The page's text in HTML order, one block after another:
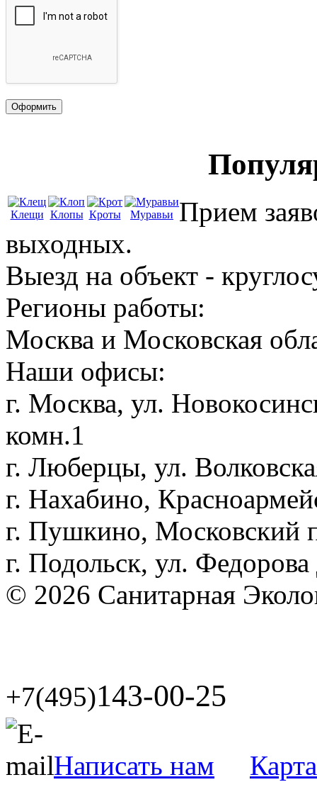
Клещи Клопы Кроты Муравьи Прием
выходных.
Выезд на объект -
Регионы работы:
Москва и Московская
Наши офисы:
г. Москва, ул.
комн.1
г. Люберцы, ул.
г. Нахабино,
г. Пушкино, Московский
г. Подольск, ул.
© 2026 Санитарная
+7(495)143-00-25
Написать нам